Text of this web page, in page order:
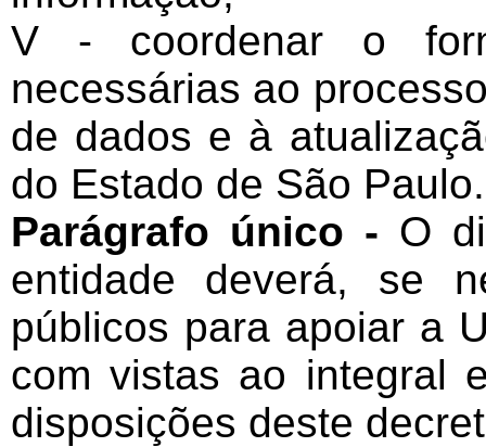
V - coordenar o
necessárias ao
de dados e à
do Estado de São Paulo.
Parágrafo único - O
entidade deverá, se
públicos para apoiar a
com vistas ao integral
disposições deste